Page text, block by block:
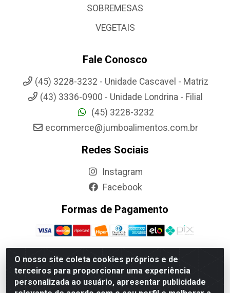
O nosso site coleta cookies próprios e de
terceiros para proporcionar uma experiência
personalizada ao usuário, apresentar publicidade
SOBREMESAS
VEGETAIS
Fale Conosco
(45) 3228-3232 - Unidade Cascavel - Matriz
(43) 3336-0900 - Unidade Londrina - Filial
(45) 3228-3232
ecommerce@jumboalimentos.com.br
Redes Sociais
Instagram
Facebook
Formas de Pagamento
Jumbo Alimentos Cascavel - Matriz - Rua Itatiba Do Sul, 161 -
Santos Dumont, Cascavel-PR - CEP 85804-700- CNPJ